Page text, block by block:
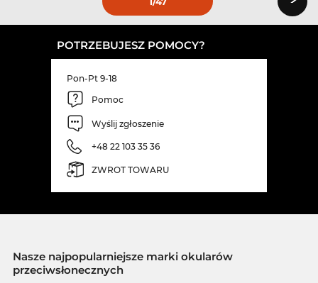
POTRZEBUJESZ POMOCY?
Pon-Pt 9-18
Pomoc
Wyślij zgłoszenie
+48 22 103 35 36
ZWROT TOWARU
Nasze najpopularniejsze marki okularów
przeciwsłonecznych